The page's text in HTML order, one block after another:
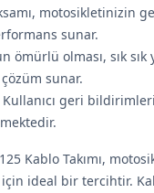
motosikletinizin
sunar.
ömürlü olması, sık
sunar.
Kullanıcı geri
Kablo Takımı,
ideal bir tercihtir.